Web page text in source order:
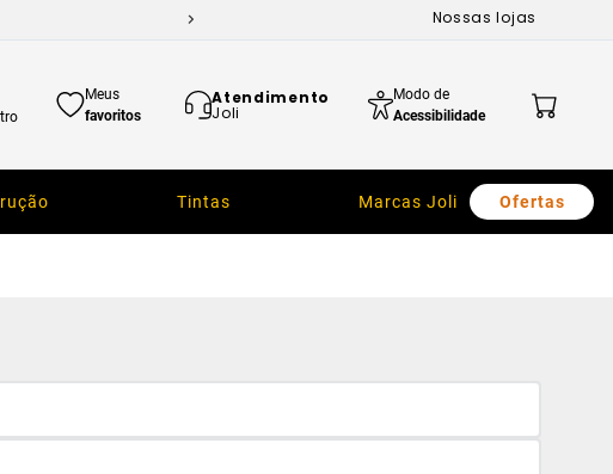
Nossas lojas
Meus
favoritos
Atendimento
Joli
Modo de
Acessibilidade
Tintas Marcas Joli Ofertas